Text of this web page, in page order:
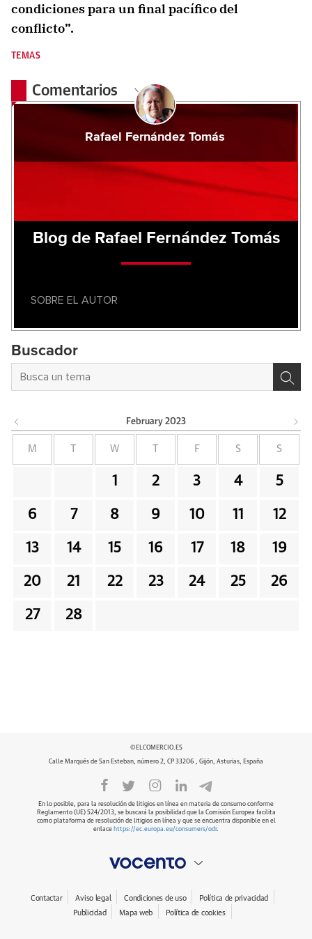
condiciones para un final pacífico del
conflicto”.
TEMAS
Comentarios
Rafael Fernández Tomás
Blog de Rafael Fernández Tomás
SOBRE EL AUTOR
Buscador
February 2023
M W F S S
1 2 3 4 5
6 7 8 9 10 11 12
13 14 15 16 17 18 19
20 21 22 23 24 25 26
27 28
©ELCOMERCIO.ES
Calle Marqués de San Esteban, número 2, CP 33206 , Gijón, Asturias, España
En lo posible, para la resolución de litigios en línea en materia de consumo conforme
Reglamento (UE) 524/2013, se buscará la posibilidad que la Comisión Europea facilita
como plataforma de resolución de litigios en línea y que se encuentra disponible en el
enlace https://ec.europa.eu/consumers/odr.
Contactar Aviso legal Condiciones de uso
Política de privacidad
Publicidad
Mapa web Política de cookies